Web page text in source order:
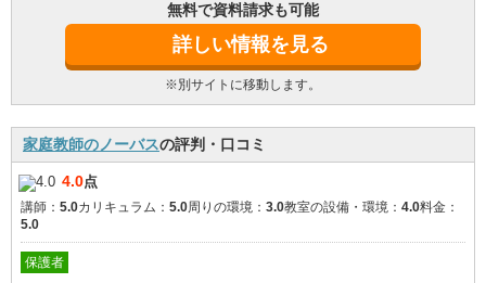
無料で資料請求も可能
詳しい情報を見る
※別サイトに移動します。
家庭教師のノーバスの評判・口コミ
4.0点
講師： 5.0カリキュラム： 5.0周りの環境： 3.0教室の設備・環境： 4.0料金：
5.0
保護者